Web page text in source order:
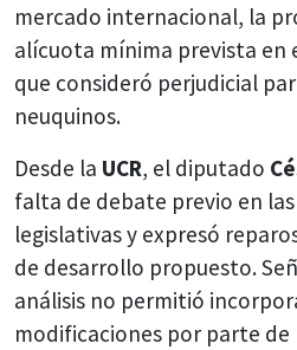
mercado internacional, la
alícuota mínima prevista en
que consideró perjudicial
neuquinos.
Desde la UCR, el diputado
falta de debate previo en
legislativas y expresó
de desarrollo propuesto.
análisis no permitió
modificaciones por parte